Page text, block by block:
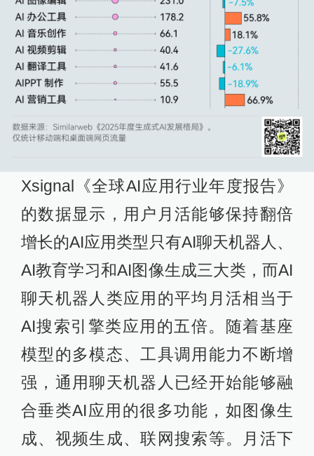
Xsignal《全球AI应用行业年度报告》
的数据显示，用户月活能够保持翻倍
增长的AI应用类型只有AI聊天机器人、
AI教育学习和AI图像生成三大类，而AI
聊天机器人类应用的平均月活相当于
AI搜索引擎类应用的五倍。随着基座
模型的多模态、工具调用能力不断增
强，通用聊天机器人已经开始能够融
合垂类AI应用的很多功能，如图像生
成、视频生成、联网搜索等。月活下